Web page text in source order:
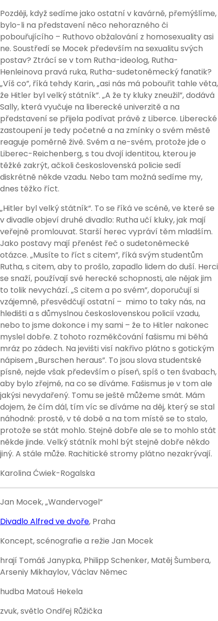
Později, když sedíme jako ostatní v kavárně, přemýšlíme,
bylo-li na představení něco nehorazného či
pobouřujícího – Ruthovo obžalování z homosexuality asi
ne. Soustředí se Mocek především na sexualitu svých
postav? Ztrácí se v tom Rutha-ideolog, Rutha-
Henleinova pravá ruka, Rutha-sudetoněmecký fanatik?
„Víš co”, říká tehdy Karin, „asi nás má pobouřit tahle věta,
že Hitler byl velký státník”. „A že ty kluky zneužil”, dodává
Sally, která vyučuje na liberecké univerzitě a na
představení se přijela podívat právě z Liberce. Liberecké
zastoupení je tedy početné a na zmínky o svém městě
reaguje poměrně živě. Svém a ne-svém, protože jde o
Liberec-Reichenberg, s tou dvojí identitou, kterou je
těžké zakrýt, ačkoli československá policie sedí
diskrétně někde vzadu. Nebo tam možná sedíme my,
dnes těžko říct.
„Hitler byl velký státník“. To se říká ve scéně, ve které se
v divadle objeví druhé divadlo: Rutha učí kluky, jak mají
veřejně promlouvat. Starší herec vypráví těm mladším.
Jako postavy mají přenést řeč o sudetoněmecké
otázce. „Musíte to říct s citem”, říká svým studentům
Rutha, s citem, aby to prošlo, zapadlo lidem do duší. Herci
se snaží, používají své herecké schopnosti, ale nějak jim
to tolik nevychází. „S citem a po svém”, doporučují si
vzájemně, přesvědčují ostatní – mimo to taky nás, na
hledišti a s důmyslnou československou policií vzadu,
nebo to jsme dokonce i my sami – že to Hitler nakonec
myslel dobře. Z tohoto rozměkčování fašismu mi běhá
mráz po zádech. Na jevišti visí nakřivo plátno s gotickým
nápisem „Burschen heraus”. To jsou slova studentské
písně, nejde však především o píseň, spíš o ten švabach,
aby bylo zřejmé, na co se díváme. Fašismus je v tom ale
jakýsi nevydařený. Tomu se ještě můžeme smát. Mám
dojem, že čím dál, tím víc se díváme na děj, který se stal
náhodně: prostě, v té době a na tom místě se to stalo,
protože se stát mohlo. Stejně dobře ale se to mohlo stát
někde jinde. Velký státník mohl být stejně dobře někdo
jiný. A stále může. Rachitické stromy plátno nezakrývají.
Karolina Ćwiek-Rogalska
Jan Mocek, „Wandervogel“
Divadlo Alfred ve dvoře, Praha
Koncept, scénografie a režie Jan Mocek
hrají Tomáš Janypka, Philipp Schenker, Matěj Šumbera,
Arseniy Mikhaylov, Václav Němec
hudba Matouš Hekela
zvuk, světlo Ondřej Růžička